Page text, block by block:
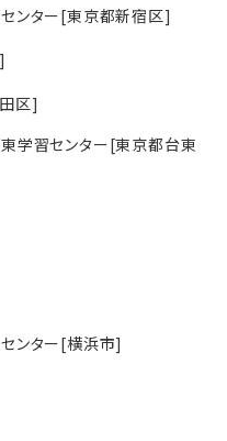
ンター[東京都新宿区]
区]
学習センター[東京都台東
ンター[横浜市]